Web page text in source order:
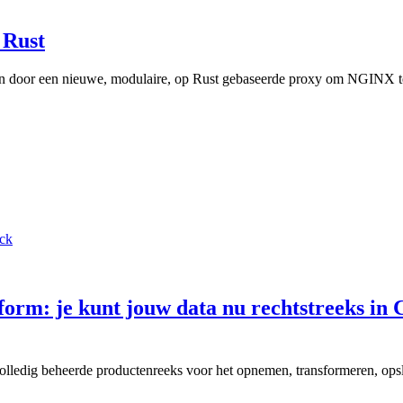
een nieuwe, modulaire, op Rust gebaseerde proxy om NGINX
je kunt jouw data nu rechtstreeks in
beheerde productenreeks voor het opnemen, transformeren,